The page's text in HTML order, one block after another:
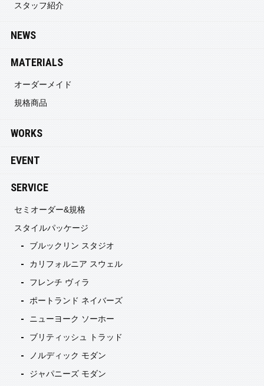
スタッフ紹介
NEWS
MATERIALS
オーダーメイド
規格商品
WORKS
EVENT
SERVICE
セミオーダー&規格
スタイルパッケージ
ブルックリン スタジオ
カリフォルニア スウェル
フレンチ ヴィラ
ポートランド ネイバーズ
ニューヨーク ソーホー
ブリティッシュ トラッド
ノルディック モダン
ジャパニーズ モダン